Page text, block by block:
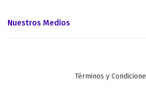
Nuestros Medios
Términos y